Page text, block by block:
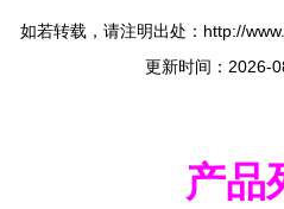
如若转载，请注明出处：http://
更新时间：2026-
产品